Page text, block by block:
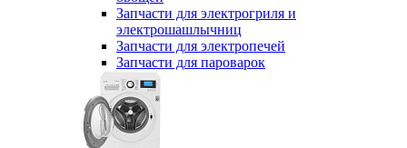
Запчасти для электрогриля и
электрошашлычниц
Запчасти для электропечей
Запчасти для пароварок